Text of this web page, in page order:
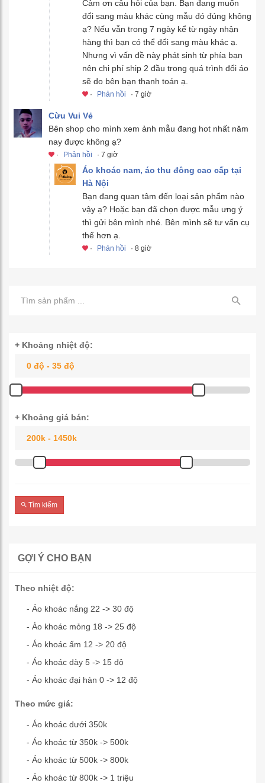
Cảm ơn câu hỏi của bạn. Bạn đang muốn
đổi sang màu khác cùng mẫu đó đúng không
ạ? Nếu vẫn trong 7 ngày kể từ ngày nhận
hàng thì bạn có thể đổi sang màu khác ạ.
Nhưng vì vấn đề này phát sinh từ phía bạn
nên chi phí ship 2 đầu trong quá trình đổi áo
sẽ do bên bạn thanh toán ạ.
· Phản hồi · 7 giờ
Cừu Vui Vẻ
Bên shop cho mình xem ảnh mẫu đang hot nhất năm
nay được không ạ?
· Phản hồi · 7 giờ
Áo khoác nam, áo thu đông cao cấp tại
Hà Nội
Bạn đang quan tâm đến loại sản phẩm nào
vậy ạ? Hoặc bạn đã chọn được mẫu ưng ý
thì gửi bên mình nhé. Bên mình sẽ tư vấn cụ
thể hơn ạ.
· Phản hồi · 8 giờ
+ Khoảng nhiệt độ:
+ Khoảng giá bán:
Tìm kiếm
GỢI Ý CHO BẠN
Theo nhiệt độ:
- Áo khoác nắng 22 -> 30 độ
- Áo khoác mỏng 18 -> 25 độ
- Áo khoác ấm 12 -> 20 độ
- Áo khoác dày 5 -> 15 độ
- Áo khoác đại hàn 0 -> 12 độ
Theo mức giá:
- Áo khoác dưới 350k
- Áo khoác từ 350k -> 500k
- Áo khoác từ 500k -> 800k
- Áo khoác từ 800k -> 1 triệu